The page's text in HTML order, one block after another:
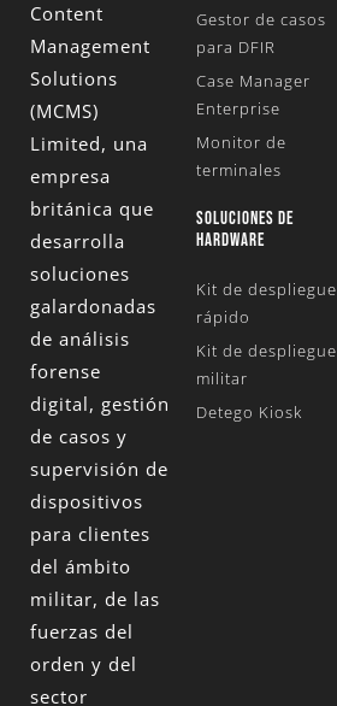
Content
Management
Solutions
(MCMS)
Limited, una
empresa
británica que
desarrolla
soluciones
galardonadas
de análisis
forense
digital, gestión
de casos y
supervisión de
dispositivos
para clientes
del ámbito
militar, de las
fuerzas del
orden y del
sector
Gestor de casos
para DFIR
Case Manager
Enterprise
Monitor de
terminales
SOLUCIONES DE
HARDWARE
Kit de despliegue
rápido
Kit de despliegue
militar
Detego Kiosk